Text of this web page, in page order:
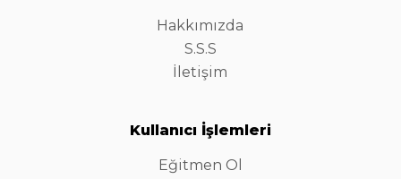
Hakkımızda
S.S.S
İletişim
Kullanıcı İşlemleri
Eğitmen Ol